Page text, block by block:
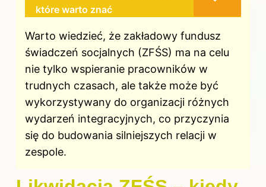
które warto znać
Warto wiedzieć, że zakładowy fundusz
świadczeń socjalnych (ZFŚS) ma na celu
nie tylko wspieranie pracowników w
trudnych czasach, ale także może być
wykorzystywany do organizacji różnych
wydarzeń integracyjnych, co przyczynia
się do budowania silniejszych relacji w
zespole.